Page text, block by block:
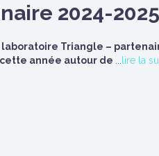
2024-2025
Triangle –
année autour de ...lire la